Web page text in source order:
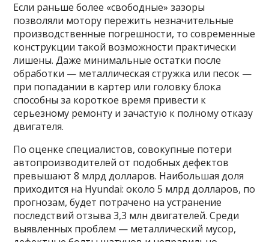
Если раньше более «свободные» зазоры
позволяли мотору пережить незначительные
производственные погрешности, то современные
конструкции такой возможности практически
лишены. Даже минимальные остатки после
обработки — металлическая стружка или песок —
при попадании в картер или головку блока
способны за короткое время привести к
серьезному ремонту и зачастую к полному отказу
двигателя.
По оценке специалистов, совокупные потери
автопроизводителей от подобных дефектов
превышают 8 млрд долларов. Наибольшая доля
приходится на Hyundai: около 5 млрд долларов, по
прогнозам, будет потрачено на устранение
последствий отзыва 3,3 млн двигателей. Среди
выявленных проблем — металлический мусор,